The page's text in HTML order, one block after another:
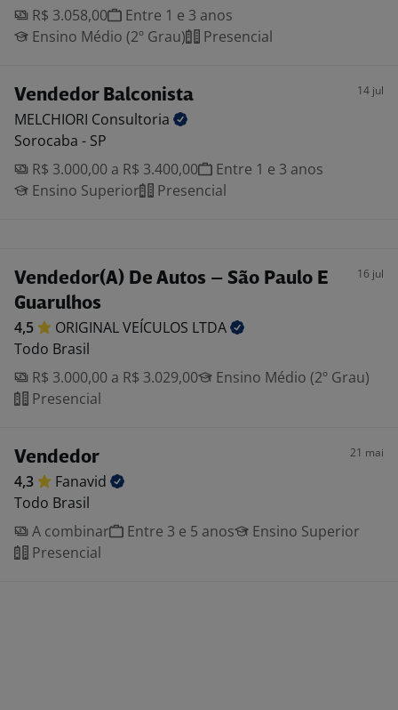
R$ 3.058,00
Entre 1 e 3 anos
Ensino Médio (2º Grau)
Presencial
Vendedor Balconista 14 jul
MELCHIORI Consultoria
Sorocaba - SP
R$ 3.000,00 a R$ 3.400,00
Entre 1 e 3 anos
Ensino Superior
Presencial
Vendedor(A) De Autos – São Paulo E
Guarulhos
16 jul
4,5 ORIGINAL VEÍCULOS LTDA
Todo Brasil
R$ 3.000,00 a R$ 3.029,00
Ensino Médio (2º Grau)
Presencial
Vendedor 21 mai
4,3
Fanavid
Todo Brasil
A combinar
Entre 3 e 5 anos
Ensino Superior
Presencial